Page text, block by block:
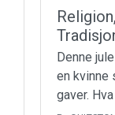
Denne
en kvinne
gaver.